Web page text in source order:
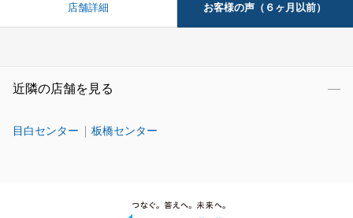
店舗詳細 お客様の声（６ヶ月以前）
近隣の店舗を見る
目白センター 板橋センター